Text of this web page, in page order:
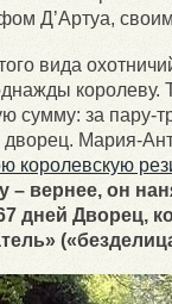
Д’Артуа,
вида
королеву.
сумму: за пару-
Мария-
королевскую
– вернее, он
дней Дворец,